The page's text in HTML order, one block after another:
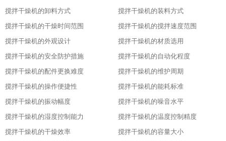
搅拌干燥机的卸料方式
搅拌干燥机的装料方式
搅拌干燥机的干燥时间范围
搅拌干燥机的搅拌速度范围
搅拌干燥机的外观设计
搅拌干燥机的材质选用
搅拌干燥机的安全防护措施
搅拌干燥机的自动化程度
搅拌干燥机的配件更换难度
搅拌干燥机的维护周期
搅拌干燥机的操作便捷性
搅拌干燥机的能耗标准
搅拌干燥机的振动幅度
搅拌干燥机的噪音水平
搅拌干燥机的湿度控制能力
搅拌干燥机的温度控制精度
搅拌干燥机的干燥效率
搅拌干燥机的容量大小